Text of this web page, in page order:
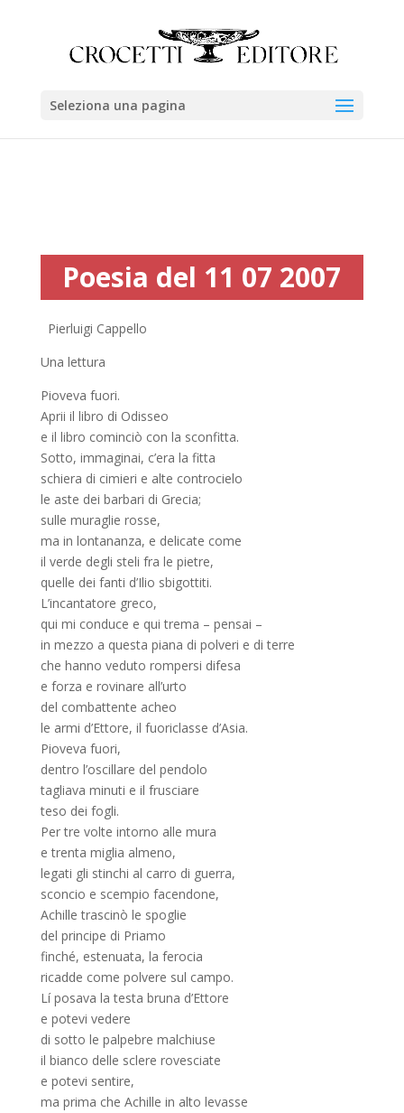
Seleziona una pagina
Poesia del 11 07 2007
Pierluigi Cappello
Una lettura
Pioveva fuori.
Aprii il libro di Odisseo
e il libro cominciò con la sconfitta.
Sotto, immaginai, c’era la fitta
schiera di cimieri e alte controcielo
le aste dei barbari di Grecia;
sulle muraglie rosse,
ma in lontananza, e delicate come
il verde degli steli fra le pietre,
quelle dei fanti d’Ilio sbigottiti.
L’incantatore greco,
qui mi conduce e qui trema – pensai –
in mezzo a questa piana di polveri e di terre
che hanno veduto rompersi difesa
e forza e rovinare all’urto
del combattente acheo
le armi d’Ettore, il fuoriclasse d’Asia.
Pioveva fuori,
dentro l’oscillare del pendolo
tagliava minuti e il frusciare
teso dei fogli.
Per tre volte intorno alle mura
e trenta miglia almeno,
legati gli stinchi al carro di guerra,
sconcio e scempio facendone,
Achille trascinò le spoglie
del principe di Priamo
finché, estenuata, la ferocia
ricadde come polvere sul campo.
Lí posava la testa bruna d’Ettore
e potevi vedere
di sotto le palpebre malchiuse
il bianco delle sclere rovesciate
e potevi sentire,
ma prima che Achille in alto levasse